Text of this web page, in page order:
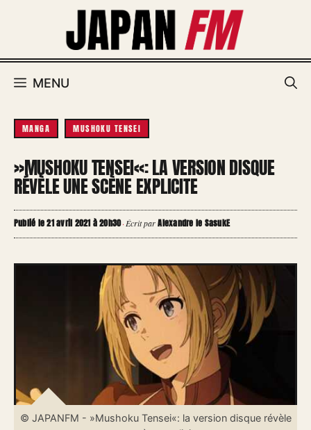
MENU
MANGA MUSHOKU TENSEI
»MUSHOKU TENSEI«: LA VERSION DISQUE
RÉVÈLE UNE SCÈNE EXPLICITE
Publié le 21 avril 2021 à 20h30·Écrit parAlexandre le SasukE
© JAPANFM - »Mushoku Tensei«: la version disque révèle